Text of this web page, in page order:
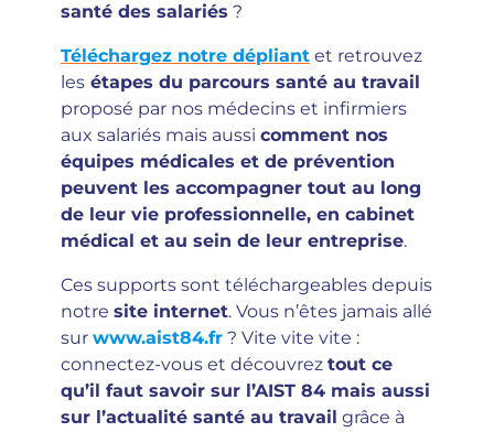
santé des salariés ?
Téléchargez notre dépliant et retrouvez
les étapes du parcours santé au travail
proposé par nos médecins et infirmiers
aux salariés mais aussi comment nos
équipes médicales et de prévention
peuvent les accompagner tout au long
de leur vie professionnelle, en cabinet
médical et au sein de leur entreprise.
Ces supports sont téléchargeables depuis
notre site internet. Vous n’êtes jamais allé
sur www.aist84.fr ? Vite vite vite :
connectez-vous et découvrez tout ce
qu’il faut savoir sur l’AIST 84 mais aussi
sur l’actualité santé au travail grâce à